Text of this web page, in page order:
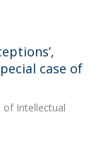
case of
of Intellectual